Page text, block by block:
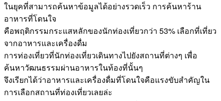
ในยุคที่สามารถค้นหาข้อมูลได้อย่างรวดเร็ว การค้นหาร้าน
อาหารที่โดนใจ
คือพฤติกรรมกระแสหลักของนักท่องเที่ยวกว่า 53% เลือกที่เที่ยว
จากอาหารและเครื่องดื่ม
การท่องเที่ยวที่นักท่องเที่ยวเดินทางไปยังสถานที่ต่างๆ เพื่อ
ค้นหาวัฒนธรรมผ่านอาหารในท้องที่นั้นๆ
จึงเรียกได้ว่าอาหารและเครื่องดื่มที่โดนใจคือแรงขับสำคัญใน
การเลือกสถานที่ท่องเที่ยวเลยล่ะ